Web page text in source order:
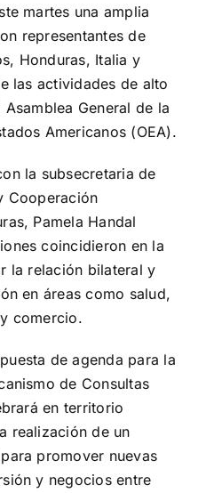
martes una amplia
representantes de
Honduras, Italia y
las actividades de alto
General de la
Americanos (OEA).
la subsecretaria de
Cooperación
Pamela Handal
coincidieron en la
la relación bilateral y
en áreas como salud,
comercio.
de agenda para la
de Consultas
en territorio
realización de un
promover nuevas
y negocios entre